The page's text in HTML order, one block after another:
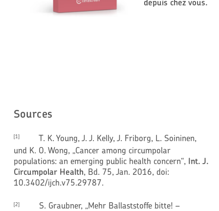
depuis chez vous.
Sources
[1]T. K. Young, J. J. Kelly, J. Friborg, L. Soininen,
und K. O. Wong, „Cancer among circumpolar
populations: an emerging public health concern“, Int. J.
Circumpolar Health, Bd. 75, Jan. 2016, doi:
10.3402/ijch.v75.29787.
[2]S. Graubner, „Mehr Ballaststoffe bitte! –